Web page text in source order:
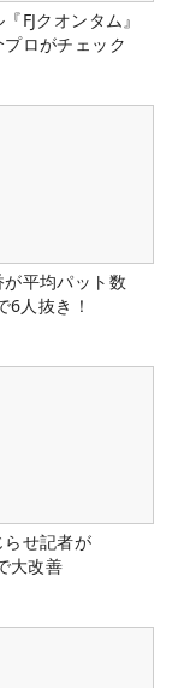
FJクオンタム』
ロがチェック
平均パット数
6人抜き！
せ記者が
大改善